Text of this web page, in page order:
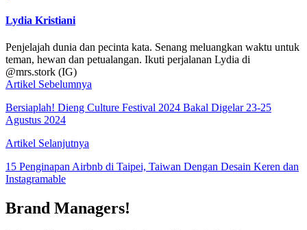
Lydia Kristiani
Penjelajah dunia dan pecinta kata. Senang meluangkan waktu untuk
teman, hewan dan petualangan. Ikuti perjalanan Lydia di
@mrs.stork (IG)
Artikel Sebelumnya
Bersiaplah! Dieng Culture Festival 2024 Bakal Digelar 23-25
Agustus 2024
Artikel Selanjutnya
15 Penginapan Airbnb di Taipei, Taiwan Dengan Desain Keren dan
Instagramable
Brand Managers!